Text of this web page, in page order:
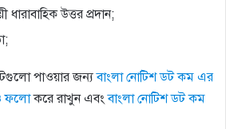
ধারাবাহিক উত্তর প্রদান;
পাওয়ার জন্যবাংলা নোটিশ ডট কম এর
ফলোকরে রাখুন এবংবাংলা নোটিশ ডট কম